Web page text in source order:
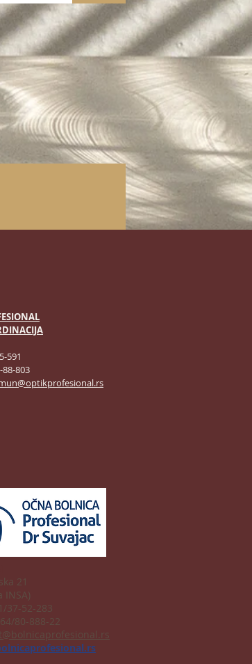
591
803
21
INSA)
37-52-283
80-888-22